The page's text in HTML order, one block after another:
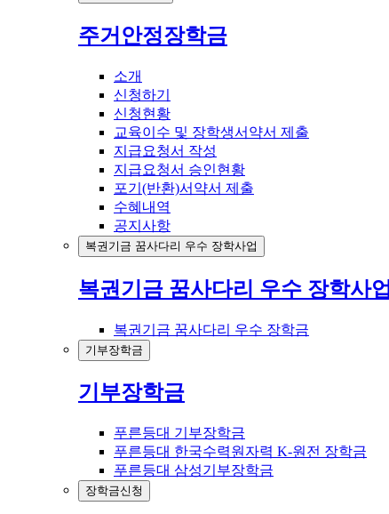
주거안정장학금
소개
신청하기
신청현황
교육이수 및 장학생서약서 제출
지급요청서 작성
지급요청서 승인현황
포기(반환)서약서 제출
수혜내역
공지사항
복권기금 꿈사다리 우수 장학사업
복권기금 꿈사다리 우수 장학사업
복권기금 꿈사다리 우수 장학금
기부장학금
기부장학금
푸른등대 기부장학금
푸른등대 한국수력원자력 K-원전 장학금
푸른등대 삼성기부장학금
장학금신청